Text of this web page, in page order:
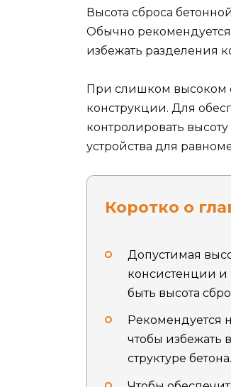
Высота сброса
Обычно рекомендуется
избежать разделения
При слишком высоком
конструкции. Для
контролировать
устройства для
Коротко о
Допустимая
консистенции и
быть высота
Рекомендуется
чтобы избежать
структуре бетона.